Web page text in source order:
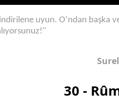
uyun. O’ndan başka
30 -